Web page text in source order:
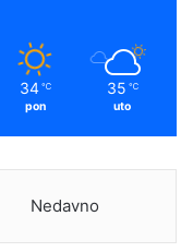
34 ℃
pon
35 ℃
uto
Nedavno